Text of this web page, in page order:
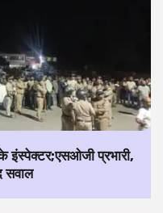
इंस्पेक्टर;एसओजी प्रभारी,
सवाल